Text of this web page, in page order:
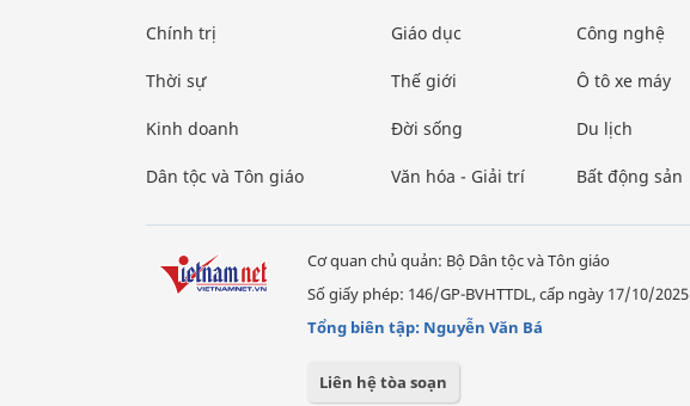
Chính trị
Thời sự
Kinh doanh
Dân tộc và Tôn giáo
Giáo dục
Thế giới
Đời sống
Văn hóa - Giải trí
Công nghệ
Ô tô xe máy
Du lịch
Bất động sản
Cơ quan chủ quản: Bộ Dân tộc và Tôn giáo
Số giấy phép: 146/GP-BVHTTDL, cấp ngày 17/10/2025
Tổng biên tập: Nguyễn Văn Bá
Liên hệ tòa soạn